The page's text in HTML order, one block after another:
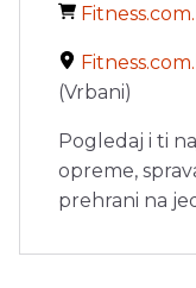
(Vrbani)
Pogledaj i ti
opreme,
prehrani na